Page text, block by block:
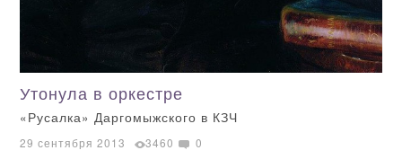
Утонула в оркестре
«Русалка» Даргомыжского в КЗЧ
29 сентября 2013 3460 0